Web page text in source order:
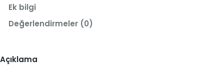
0 0
L
Ek bilgi
Değerlendirmeler (0)
Açıklama